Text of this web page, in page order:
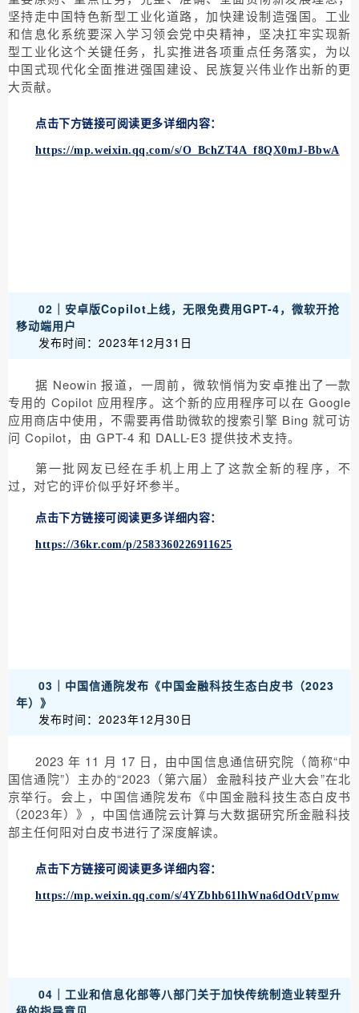
坚持走中国特色新型工业化道路，加快建设制造强国。工业
和信息化系统要深入学习领会党中央精神，坚决扛牢实现新
型工业化这个关键任务，扎实推进各项重点任务落实，为以
中国式现代化全面推进强国建设、民族复兴伟业作出新的更
大贡献。
点击下方链接可阅读更多详细内容：
https://mp.weixin.qq.com/s/O_BchZT4A_f8QX0mJ-BbwA
02｜安卓版Copilot上线，无限免费用GPT-4，微软开抢
移动端用户
发布时间：2023年12月31日
据 Neowin 报道，一周前，微软悄悄为安卓推出了一款
专用的 Copilot 应用程序。这个新的应用程序可以在 Google
应用商店中使用，不需要再借助微软的搜索引擎 Bing 就可访
问 Copilot，由 GPT-4 和 DALL-E3 提供技术支持。
第一批网友已经在手机上用上了这款全新的程序，不
过，对它的评价似乎好坏参半。
点击下方链接可阅读更多详细内容：
https://36kr.com/p/2583360226911625
03｜中国信通院发布《中国金融科技生态白皮书（2023
年）》
发布时间：2023年12月30日
2023 年 11 月 17 日，由中国信息通信研究院（简称“中
国信通院”）主办的“2023（第六届）金融科技产业大会”在北
京举行。会上，中国信通院发布《中国金融科技生态白皮书
（2023年）》，中国信通院云计算与大数据研究所金融科技
部主任何阳对白皮书进行了深度解读。
点击下方链接可阅读更多详细内容：
https://mp.weixin.qq.com/s/4YZbhb61lhWna6dOdtVpmw
04｜工业和信息化部等八部门关于加快传统制造业转型升